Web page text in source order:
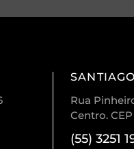
SANTIAGO
Rua
Centro.
(55) 3251